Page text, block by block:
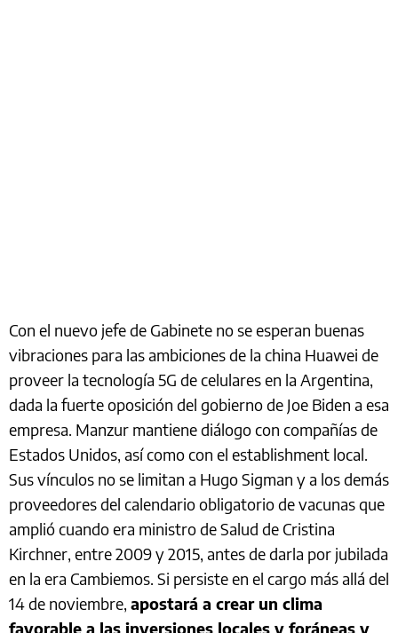
Con el nuevo jefe de Gabinete no se esperan buenas
vibraciones para las ambiciones de la china Huawei de
proveer la tecnología 5G de celulares en la Argentina,
dada la fuerte oposición del gobierno de Joe Biden a esa
empresa. Manzur mantiene diálogo con compañías de
Estados Unidos, así como con el establishment local.
Sus vínculos no se limitan a Hugo Sigman y a los demás
proveedores del calendario obligatorio de vacunas que
amplió cuando era ministro de Salud de Cristina
Kirchner, entre 2009 y 2015, antes de darla por jubilada
en la era Cambiemos. Si persiste en el cargo más allá del
14 de noviembre, apostará a crear un clima
favorable a las inversiones locales y foráneas y